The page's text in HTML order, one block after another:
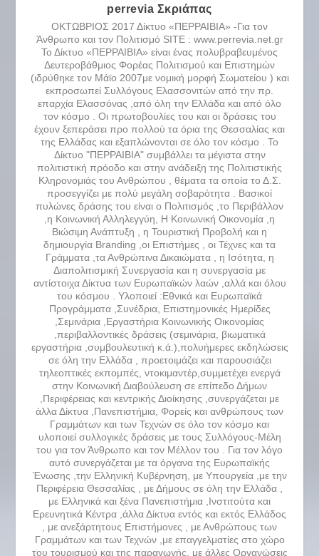
perrevia Σκριάπας
ΟΚΤΩΒΡΙΟΣ 2017 Δίκτυο «ΠΕΡΡΑΙΒΙΑ» -Για τον
Άνθρωπο και τον Πολιτισμό SITE : www.perrevia.net.gr
Το Δίκτυο «ΠΕΡΡΑΙΒΙΑ» είναι ένας πολυβραβευμένος
Δευτεροβάθμιος Φορέας Πολιτισμού και Επιστημών
(ιδρύθηκε τον Μάϊο 2007με νομική μορφή Σωματείου ) και
εκπροσωπεί Συλλόγους Ελασσονιτών από την πρ.
επαρχία Ελασσόνας ,από όλη την Ελλάδα και από όλο
τον κόσμο . Οι πρωτοβουλίες του και οι δράσεις του
έχουν ξεπεράσει προ πολλού τα όρια της Θεσσαλίας και
της Ελλάδας και εξαπλώνονται σε όλο τον κόσμο . Το
Δίκτυο "ΠΕΡΡΑΙΒΙΑ" συμβάλλει τα μέγιστα στην
πολιτιστική πρόοδο και στην ανάδειξη της Πολιτιστικής
Κληρονομιάς του Ανθρώπου , θέματα τα οποία το Δ.Σ.
προσεγγίζει με πολύ μεγάλη σοβαρότητα . Βασικοί
πυλώνες δράσης του είναι ο Πολιτισμός ,το Περιβάλλον
,η Κοινωνική Αλληλεγγύη, Η Κοινωνική Οικονομία ,η
Βιώσιμη Ανάπτυξη , η Τουριστική Προβολή και η
δημιουργία Branding ,οι Επιστήμες , οι Τέχνες και τα
Γράμματα ,τα Ανθρώπινα Δικαιώματα , η Ισότητα, η
Διαπολιτισμική Συνεργασία και η συνεργασία με
αντίστοιχα Δίκτυα των Ευρωπαϊκών λαών ,αλλά και όλου
του κόσμου . Υλοποιεί :Εθνικά και Ευρωπαϊκά
Προγράμματα ,Συνέδρια, Επιστημονικές Ημερίδες
,Σεμινάρια ,Εργαστήρια Κοινωνικής Οικονομίας
,περιβαλλοντικές δράσεις (σεμινάρια, βιωματικά
εργαστήρια ,συμβουλευτική κ.ά.),πολυήμερες εκδηλώσεις
σε όλη την Ελλάδα , προετοιμάζει και παρουσιάζει
τηλεοπτικές εκπομπές, ντοκιμαντέρ,συμμετέχει ενεργά
στην Κοινωνική Διαβούλευση σε επίπεδο Δήμων
,Περιφέρειας και κεντρικής Διοίκησης ,συνεργάζεται με
άλλα Δίκτυα ,Πανεπιστήμια, Φορείς και ανθρώπους των
Γραμμάτων και των Τεχνών σε όλο τον κόσμο και
υλοποιεί συλλογικές δράσεις με τους Συλλόγους-Μέλη
του για τον Άνθρωπο και τον Μέλλον του . Για τον λόγο
αυτό συνεργάζεται με τα όργανα της Ευρωπαϊκής
Ένωσης ,την Ελληνική Κυβέρνηση, με Υπουργεία ,με την
Περιφέρεια Θεσσαλίας , με Δήμους σε όλη την Ελλάδα ,
με Ελληνικά και ξένα Πανεπιστήμια ,Ινστιτούτα και
Ερευνητικά Κέντρα ,άλλα Δίκτυα εντός και εκτός Ελλάδος
, με ανεξάρτητους Επιστήμονες , με Ανθρώπους των
Γραμμάτων και των Τεχνών ,με επαγγελματίες στο χώρο
του τουρισμού και της παραγωγής, με άλλες Οργανώσεις